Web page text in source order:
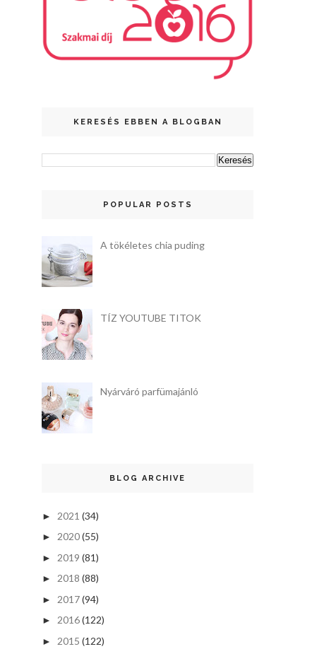
KERESÉS EBBEN A BLOGBAN
POPULAR POSTS
A tökéletes chia puding
TÍZ YOUTUBE TITOK
Nyárváró parfümajánló
BLOG ARCHIVE
► 2021 (34)
► 2020(55)
► 2019 (81)
► 2018 (88)
► 2017(94)
► 2016(122)
► 2015 (122)